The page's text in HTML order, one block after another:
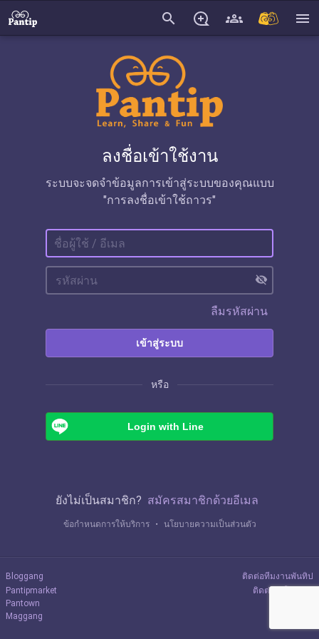
search menu
ลงชื่อเข้าใช้งาน
ระบบจะจดจำข้อมูลการเข้าสู่ระบบของคุณแบบ
"การลงชื่อเข้าใช้ถาวร"
visibility_off
ลืมรหัสผ่าน
เข้าสู่ระบบ
หรือ
Login with Line
ยังไม่เป็นสมาชิก? สมัครสมาชิกด้วยอีเมล
ข้อกำหนดการให้บริการ ・ นโยบายความเป็นส่วนตัว
Bloggang
Pantipmarket
Pantown
Maggang
ติดต่อทีมงานพันทิป
ติดต่อลงโฆษณา